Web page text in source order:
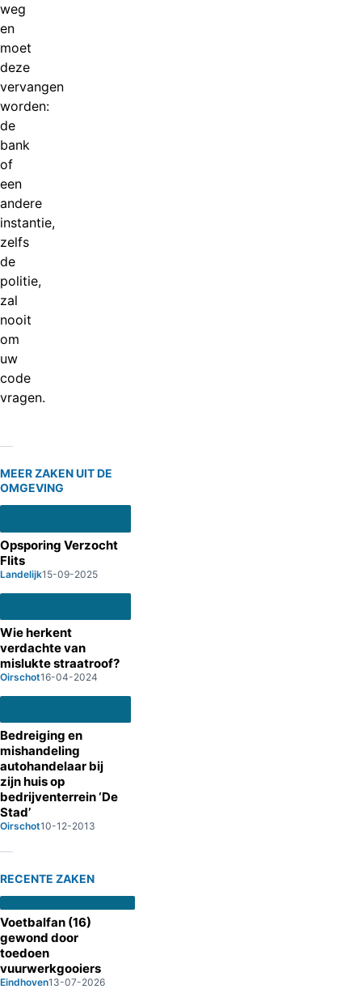
weg
en
moet
deze
vervangen
worden:
de
bank
of
een
andere
instantie,
zelfs
de
politie,
zal
nooit
om
uw
code
vragen.
MEER ZAKEN UIT DE
OMGEVING
Opsporing Verzocht
Flits
Landelijk15-09-2025
Wie herkent
verdachte van
mislukte straatroof?
Oirschot16-04-2024
Bedreiging en
mishandeling
autohandelaar bij
zijn huis op
bedrijventerrein ‘De
Stad’
Oirschot10-12-2013
RECENTE ZAKEN
Voetbalfan (16)
gewond door
toedoen
vuurwerkgooiers
Eindhoven13-07-2026